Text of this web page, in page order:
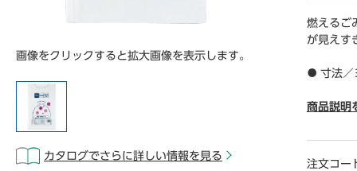
画像をクリックすると拡大画像を表示します。
カタログでさらに詳しい情報を見る
燃えるご
が見えす
● 寸法／
● カラ―
● 材質／
● 単位
商品説明
注文コー